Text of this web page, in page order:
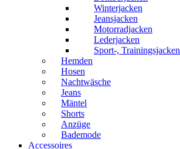
Winterjacken
Jeansjacken
Motorradjacken
Lederjacken
Sport-, Trainingsjacken
Hemden
Hosen
Nachtwäsche
Jeans
Mäntel
Shorts
Anzüge
Bademode
Accessoires